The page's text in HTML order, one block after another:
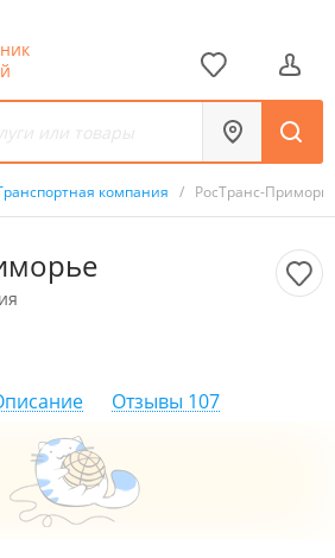
компания / РосТранс-
Отзывы 107